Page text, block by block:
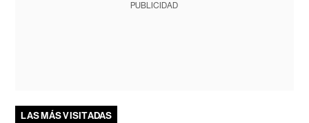
PUBLICIDAD
LAS MÁS VISITADAS